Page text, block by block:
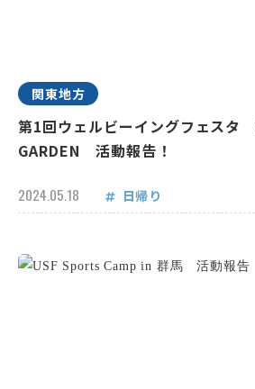
関東地方
第1回ウェルビーイングフェスタ
GARDEN 活動報告！
2024.05.18 日帰り